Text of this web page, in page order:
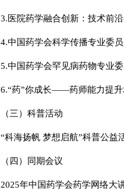
3.医院药学融合创新：技术前
4.中国药学会科学传播专业委
5.中国药学会罕见病药物专业
6.“药”你成长——药师能力提升
（三）科普活动
“科海扬帆 梦想启航”科普公
（四）同期会议
2025年中国药学会药学网络大